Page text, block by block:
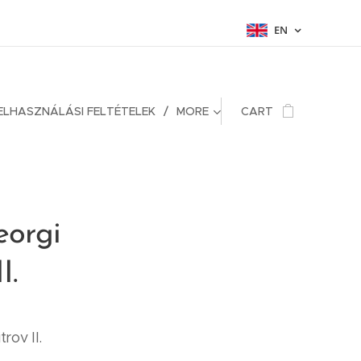
EN
FELTÉTELEK MORE CART
II.